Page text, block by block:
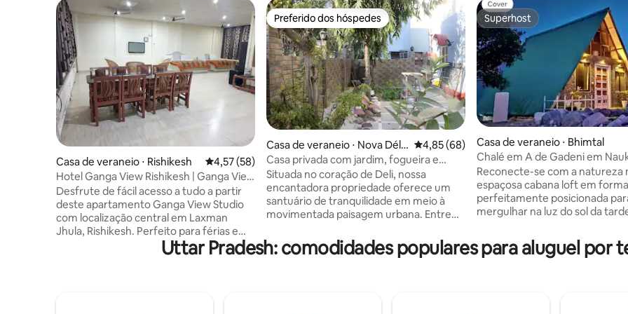
Casa de veraneio ⋅ Rishikesh 4,57 de uma avaliação média de 5, 58 avaliações
4,57 (58)
Hotel Ganga View Rishikesh | Ganga View
Home Stay
Desfrute de fácil acesso a tudo a partir
deste apartamento Ganga View Studio
com localização central em Laxman
Jhula, Rishikesh. Perfeito para férias em
família, viagem espiritual, este Ganga
View Home Stay oferece vibrações
Preferido dos hóspedes
Preferido dos hóspedes
Casa de veraneio ⋅ Nova Délh
i
4,85 de uma avaliação média de 5, 68
4,85 (68)
Casa privada com jardim, fogueira e
churrasqueira
Situada no coração de Deli, nossa
encantadora propriedade oferece um
santuário de tranquilidade em meio à
movimentada paisagem urbana. Entre
vegetação exuberante e frutas da
estação Delicie-se com o ambiente
Superhost
Superhost
Casa de veraneio ⋅ Bhimtal
Chalé em A de Gadeni em
Reconecte-se com a natureza
espaçosa cabana loft em
perfeitamente posicionada
mergulhar na luz do sol da
Himalaia. Com duas camas de
aconchegantes — uma no
Uttar Pradesh: comodidades populares para aluguel por